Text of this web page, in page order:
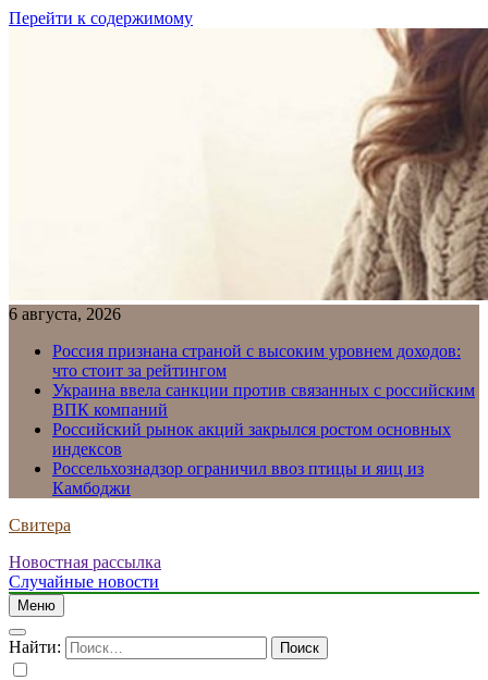
Перейти к содержимому
6 августа, 2026
Россия признана страной с высоким уровнем доходов:
что стоит за рейтингом
Украина ввела санкции против связанных с российским
ВПК компаний
Российский рынок акций закрылся ростом основных
индексов
Россельхознадзор ограничил ввоз птицы и яиц из
Камбоджи
Свитера
Новостная рассылка
Случайные новости
Меню
Найти: